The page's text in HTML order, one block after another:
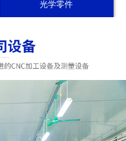
光学零件